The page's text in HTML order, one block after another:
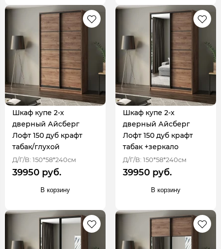
Шкаф купе 2-х
дверный Айсберг
Лофт 150 дуб крафт
табак/глухой
Д/Г/В: 150*58*240см
39950 руб.
В корзину
Шкаф купе 2-х
дверный Айсберг
Лофт 150 дуб крафт
табак +зеркало
Д/Г/В: 150*58*240см
39950 руб.
В корзину